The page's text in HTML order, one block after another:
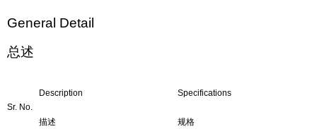
General Detail
总述
Sr. No.
Description
描述
Specifications
规格